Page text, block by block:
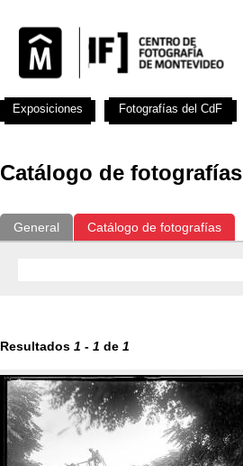
Catálogo de fotografías
General Catálogo de fotografías
Resultados 1 - 1 de 1
Exposiciones Fotografías del CdF